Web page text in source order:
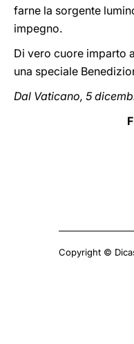
farne la sorgente
impegno.
Di vero cuore imparto
una speciale
Dal Vaticano, 5
Copyright ©